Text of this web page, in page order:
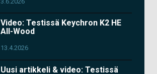
Video: Testissä Keychron K2 HE
All-Wood
13.4.2026
Uusi artikkeli & video: Testissä